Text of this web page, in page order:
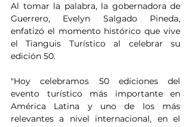
Al tomar la palabra, la gobernadora de
Guerrero, Evelyn Salgado Pineda,
enfatizó el momento histórico que vive
el Tianguis Turístico al celebrar su
edición 50.
"Hoy celebramos 50 ediciones del
evento turístico más importante en
América Latina y uno de los más
relevantes a nivel internacional, en el